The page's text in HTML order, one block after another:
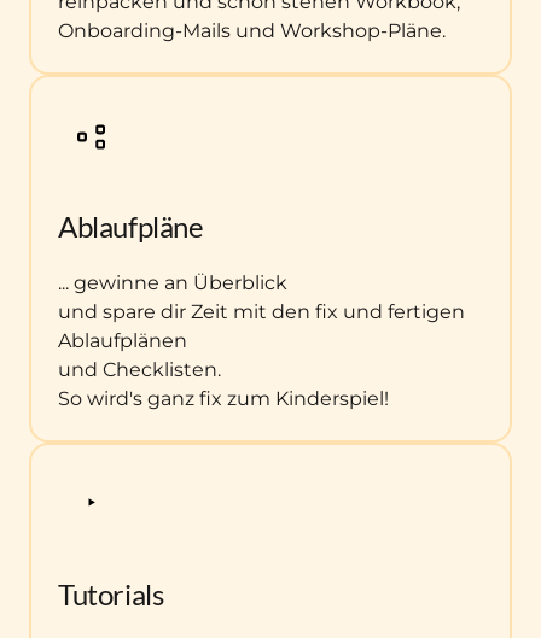
Onboarding-Mails und Workshop-Pläne.
Ablaufpläne
... gewinne an Überblick
und spare dir Zeit mit den fix und fertigen
Ablaufplänen
und Checklisten.
So wird's ganz fix zum Kinderspiel!
Tutorials